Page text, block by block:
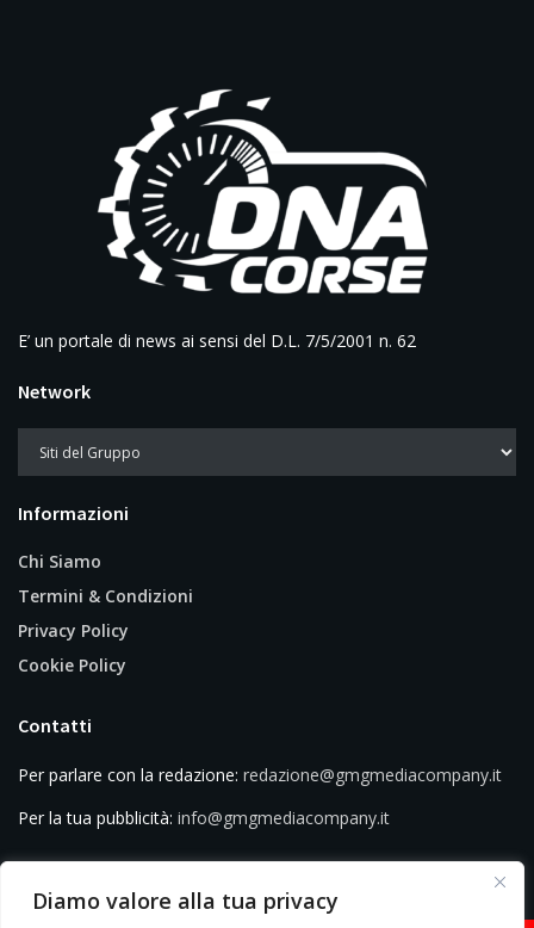
Diamo valore alla tua privacy
E’ un portale di news ai sensi del D.L. 7/5/2001 n. 62
Network
Informazioni
Chi Siamo
Termini & Condizioni
Privacy Policy
Cookie Policy
Contatti
Per parlare con la redazione: redazione@gmgmediacompany.it
Per la tua pubblicità: info@gmgmediacompany.it